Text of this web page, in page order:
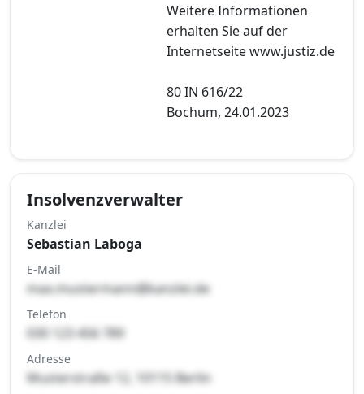
Weitere Informationen
erhalten Sie auf der
Internetseite www.justiz.de
80 IN 616/22
Bochum, 24.01.2023
Insolvenzverwalter
Kanzlei
Sebastian Laboga
E-Mail
max.mustermann@kanzlei.de
Telefon
030 123 456 789
Adresse
Musterstraße 12, 10115 Berlin